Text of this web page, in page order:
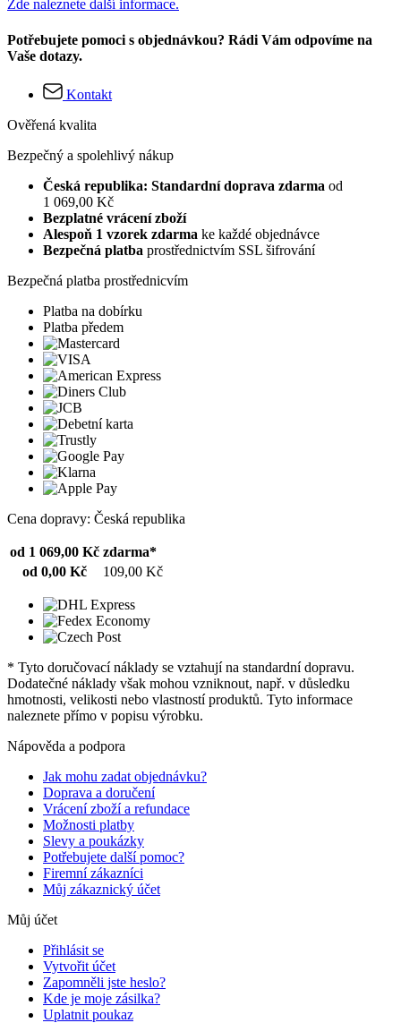
Zde naleznete další informace.
Potřebujete pomoci s objednávkou? Rádi Vám odpovíme na
Vaše dotazy.
Kontakt
Ověřená kvalita
Bezpečný a spolehlivý nákup
Česká republika: Standardní doprava zdarma od
1 069,00 Kč
Bezplatné vrácení zboží
Alespoň 1 vzorek zdarma ke každé objednávce
Bezpečná platba prostřednictvím SSL šifrování
Bezpečná platba prostřednicvím
Platba na dobírku
Platba předem
Cena dopravy: Česká republika
od 1 069,00 Kč zdarma*
od 0,00 Kč
109,00 Kč
* Tyto doručovací náklady se vztahují na standardní dopravu.
Dodatečné náklady však mohou vzniknout, např. v důsledku
hmotnosti, velikosti nebo vlastností produktů. Tyto informace
naleznete přímo v popisu výrobku.
Nápověda a podpora
Jak mohu zadat objednávku?
Doprava a doručení
Vrácení zboží a refundace
Možnosti platby
Slevy a poukázky
Potřebujete další pomoc?
Firemní zákazníci
Můj zákaznický účet
Můj účet
Přihlásit se
Vytvořit účet
Zapomněli jste heslo?
Kde je moje zásilka?
Uplatnit poukaz